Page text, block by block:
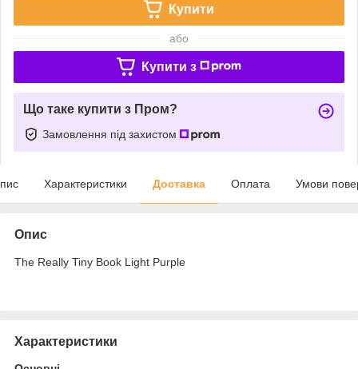
Купити
або
Купити з
Що таке купити з Пром?
Замовлення під захистом
Характеристики Доставка Оплата Умови
Опис
The Really Tiny Book Light Purple
Характеристики